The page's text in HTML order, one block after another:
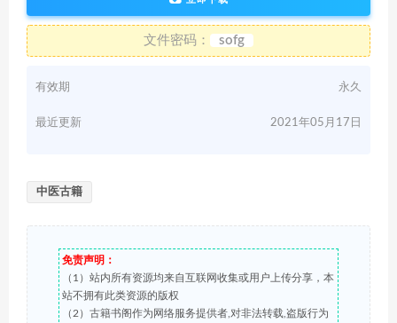
文件密码： sofg
有效期 永久
最近更新 2021年05月17日
中医古籍
免责声明：
（1）站内所有资源均来自互联网收集或用户上传分享，本
站不拥有此类资源的版权
（2）古籍书阁作为网络服务提供者,对非法转载,盗版行为